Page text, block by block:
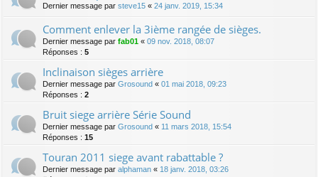
Dernier message par steve15 « 24 janv. 2019, 15:34
Comment enlever la 3ième rangée de sièges.
Dernier message par fab01 « 09 nov. 2018, 08:07
Réponses : 5
Inclinaison sièges arrière
Dernier message par Grosound « 01 mai 2018, 09:23
Réponses : 2
Bruit siege arrière Série Sound
Dernier message par Grosound « 11 mars 2018, 15:54
Réponses : 15
Touran 2011 siege avant rabattable ?
Dernier message par alphaman « 18 janv. 2018, 03:26